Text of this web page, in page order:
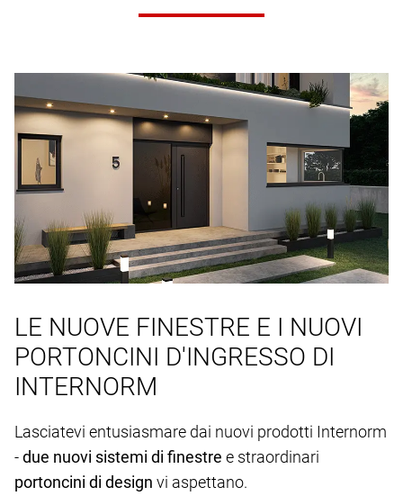
LE NUOVE FINESTRE E I NUOVI
PORTONCINI D'INGRESSO DI
INTERNORM
Lasciatevi entusiasmare dai nuovi prodotti Internorm
-due nuovi sistemi di finestre e straordinari
portoncini di design vi aspettano.